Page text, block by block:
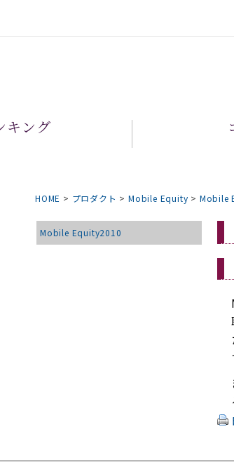
キング
HOME > プロダクト >Mobile Equity > Mobile
Mobile Equity2010